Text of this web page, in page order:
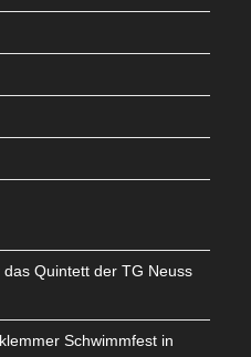
Quintett der TG Neuss
Schwimmfest in